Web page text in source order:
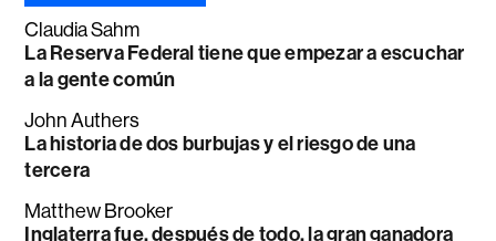
Claudia Sahm
La Reserva Federal tiene que empezar a escuchar
a la gente común
John Authers
La historia de dos burbujas y el riesgo de una
tercera
Matthew Brooker
Inglaterra fue, después de todo, la gran ganadora